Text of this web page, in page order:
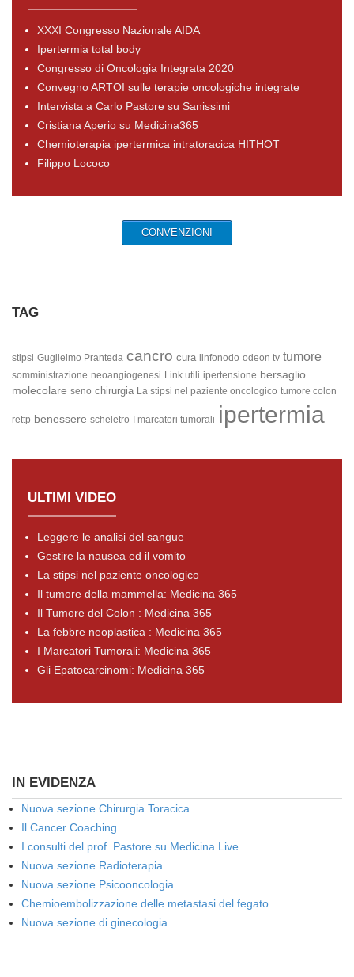
XXXI Congresso Nazionale AIDA
Ipertermia total body
Congresso di Oncologia Integrata 2020
Convegno ARTOI sulle terapie oncologiche integrate
Intervista a Carlo Pastore su Sanissimi
Cristiana Aperio su Medicina365
Chemioterapia ipertermica intratoracica HITHOT
Filippo Lococo
CONVENZIONI
TAG
stipsi Guglielmo Pranteda cancro cura linfonodo odeon tv tumore
somministrazione neoangiogenesi Link utili ipertensione bersaglio
molecolare seno chirurgia La stipsi nel paziente oncologico tumore colon
rettp benessere scheletro I marcatori tumorali ipertermia
ULTIMI VIDEO
Leggere le analisi del sangue
Gestire la nausea ed il vomito
La stipsi nel paziente oncologico
Il tumore della mammella: Medicina 365
Il Tumore del Colon : Medicina 365
La febbre neoplastica : Medicina 365
I Marcatori Tumorali: Medicina 365
Gli Epatocarcinomi: Medicina 365
IN EVIDENZA
Nuova sezione Chirurgia Toracica
Il Cancer Coaching
I consulti del prof. Pastore su Medicina Live
Nuova sezione Radioterapia
Nuova sezione Psicooncologia
Chemioembolizzazione delle metastasi del fegato
Nuova sezione di ginecologia